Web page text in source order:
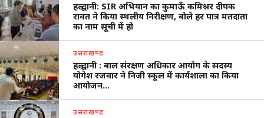
हल्द्वानी: SIR अभियान का कुमाऊँ कमिश्नर दीपक
रावत ने किया स्थलीय निरीक्षण, बोले हर पात्र मतदाता
का नाम सूची में हो
उत्तराखण्ड
हल्द्वानी : बाल संरक्षण अधिकार आयोग के सदस्य
योगेश रजवार ने निजी स्कूल में कार्यशाला का किया
आयोजन…
उत्तराखण्ड